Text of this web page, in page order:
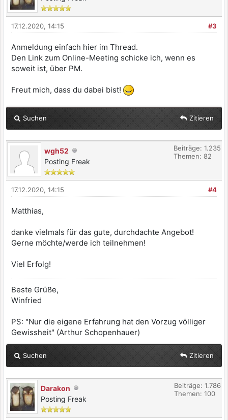
#3
17.12.2020, 14:15
Anmeldung einfach hier im Thread.
Den Link zum Online-Meeting schicke ich, wenn es
soweit ist, über PM.
Freut mich, dass du dabei bist!
Suchen Zitieren
wgh52
Posting Freak
Beiträge: 1.235
Themen: 82
#4
17.12.2020, 14:15
Matthias,
danke vielmals für das gute, durchdachte Angebot!
Gerne möchte/werde ich teilnehmen!
Viel Erfolg!
Beste Grüße,
Winfried
PS: "Nur die eigene Erfahrung hat den Vorzug völliger
Gewissheit" (Arthur Schopenhauer)
Suchen Zitieren
Darakon
Posting Freak
Beiträge: 1.786
Themen: 100